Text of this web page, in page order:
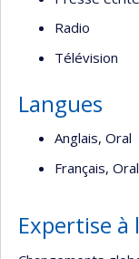
Radio
Télévision
Langues
Anglais, Oral
Français, Oral
Expertise à